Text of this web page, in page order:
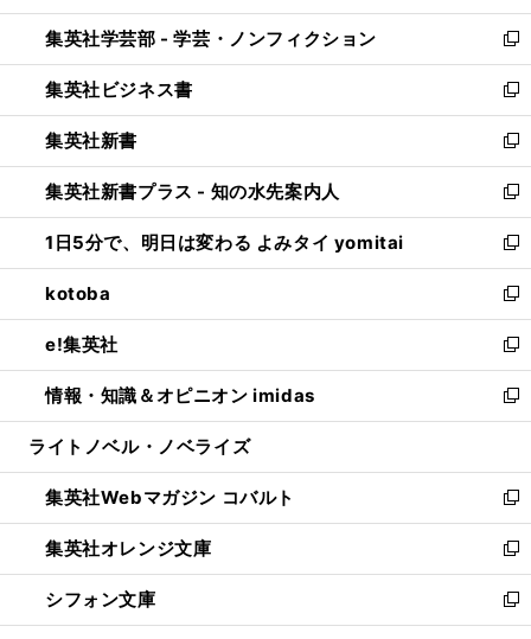
開
く
ウ
で
開
く
ン
ド
ウ
で
開
く
ウ
ィ
ン
ド
ウ
で
開
く
集英社学芸部 - 学芸・ノンフィクション
新
し
い
ウ
ィ
ン
ド
ウ
で
開
く
集英社ビジネス書
新
し
い
ウ
ィ
ン
ド
ウ
で
開
く
集英社新書
新
し
い
ウ
ィ
ン
ド
ウ
で
開
く
集英社新書プラス - 知の水先案内人
新
し
い
ウ
ィ
ン
ド
ウ
で
開
1日5分で、明日は変わる よみタイ yomitai
新
し
い
ウ
ィ
ン
ド
ウ
開
く
kotoba
新
し
い
ウ
ィ
ン
ウ
で
開
く
e!集英社
新
し
い
ウ
ン
ド
ウ
で
開
く
情報・知識＆オピニオン imidas
新
し
ウ
ィ
ン
ド
ウ
で
開
ライトノベル・ノベライズ
集英社Webマガジン コバルト
新
し
い
ウ
ィ
ン
集英社オレンジ文庫
新
し
い
ウ
シフォン文庫
新
し